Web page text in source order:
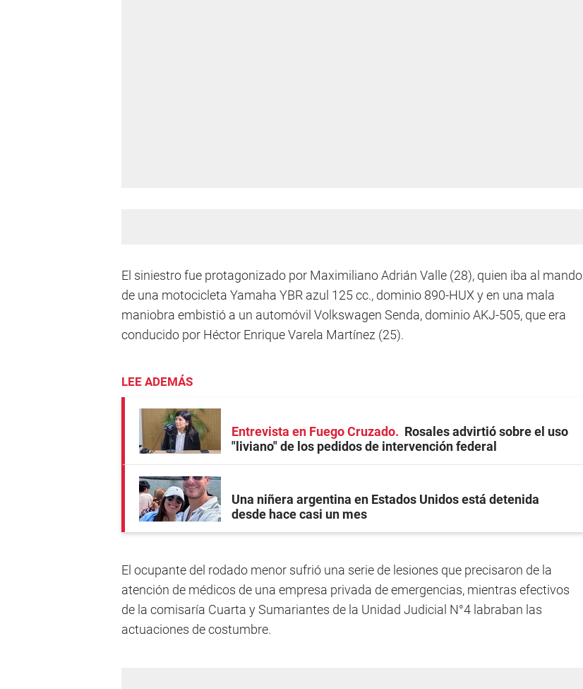
El siniestro fue protagonizado por Maximiliano Adrián Valle (28), quien iba al mando
de una motocicleta Yamaha YBR azul 125 cc., dominio 890-HUX y en una mala
maniobra embistió a un automóvil Volkswagen Senda, dominio AKJ-505, que era
conducido por Héctor Enrique Varela Martínez (25).
LEE ADEMÁS
Entrevista en Fuego Cruzado
Rosales advirtió sobre el uso
"liviano" de los pedidos de intervención federal
Una niñera argentina en Estados Unidos está detenida
desde hace casi un mes
El ocupante del rodado menor sufrió una serie de lesiones que precisaron de la
atención de médicos de una empresa privada de emergencias, mientras efectivos
de la comisaría Cuarta y Sumariantes de la Unidad Judicial N°4 labraban las
actuaciones de costumbre.